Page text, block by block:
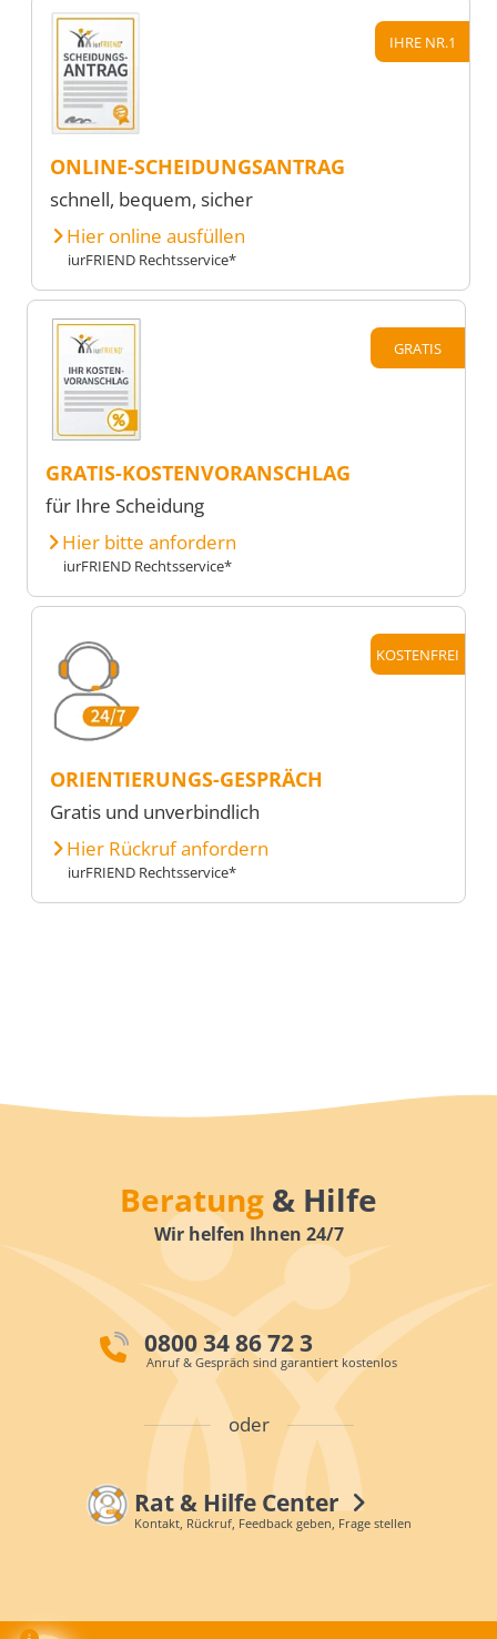
IHRE NR.1
ONLINE-SCHEIDUNGSANTRAG
schnell, bequem, sicher
Hier online ausfüllen
iurFRIEND Rechtsservice*
GRATIS
GRATIS-KOSTENVORANSCHLAG
für Ihre Scheidung
Hier bitte anfordern
iurFRIEND Rechtsservice*
KOSTENFREI
ORIENTIERUNGS-GESPRÄCH
Gratis und unverbindlich
Hier Rückruf anfordern
iurFRIEND Rechtsservice*
Beratung & Hilfe
Wir helfen Ihnen 24/7
0800 34 86 72 3
Anruf & Gespräch sind garantiert kostenlos
oder
Rat & Hilfe Center
Kontakt, Rückruf, Feedback geben, Frage stellen